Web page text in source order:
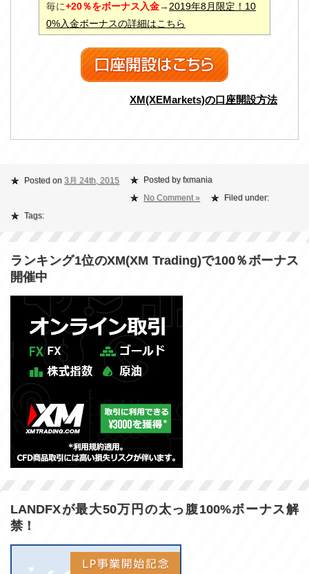
毎に+20％をボーナス入金→ 2019年8月限定！10
0%入金ボーナスの詳細はこちら
XM(XEMarkets)の口座開設方法
Posted on 3月 24th, 2015
Posted by fxmania
No Comment »
Filed under:
Tags:
ランキング1位のXM(XM Trading)で100％ボーナス
開催中
LANDFXが最大50万円の太っ腹100%ボーナス解
禁！